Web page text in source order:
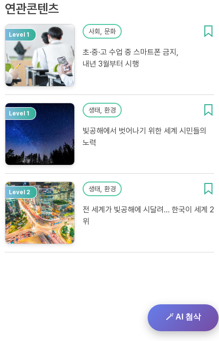
연관콘텐츠
Level 1 사회, 문화
초·중·고 수업 중 스마트폰 금지,
내년 3월부터 시행
Level 1 생태, 환경
빛공해에서 벗어나기 위한 세계 시민들의
노력
Level 2 생태, 환경
전 세계가 빛공해에 시달려… 한국이 세계 2
위
🪄 AI 첨삭